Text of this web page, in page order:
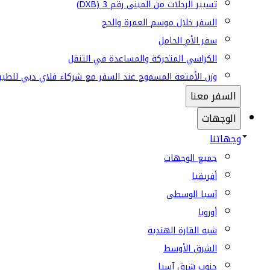
تسيير الرحلات من المبنى رقم 3 (DXB)
السفر خلال موسم العمرة والحج
سفر الأم الحامل
الكراسي المتحركة والمساعدة في التنقل
وزن الأمتعة المسموح عند السفر مع شركاء فلاي دبي
السفر معنا
الوجهات
وجهاتنا
جميع الوجهات
أفريقيا
آسيا الوسطى
أوروبا
شبه القارة الهندية
الشرق الأوسط
جنوب شرق آسيا